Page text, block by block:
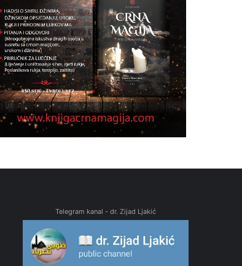
Telegram kanal - dr. Zijad Ljakić